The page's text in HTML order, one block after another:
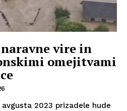
vire in
omejitvami
2023 prizadele hude